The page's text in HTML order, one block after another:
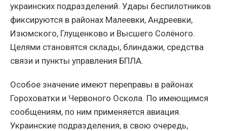
украинских подразделений. Удары беспилотников
фиксируются в районах Малеевки, Андреевки,
Изюмского, Глущенково и Высшего Солёного.
Целями становятся склады, блиндажи, средства
связи и пункты управления БПЛА.
Особое значение имеют переправы в районах
Гороховатки и Червоного Оскола. По имеющимся
сообщениям, по ним применяется авиация.
Украинские подразделения, в свою очередь,